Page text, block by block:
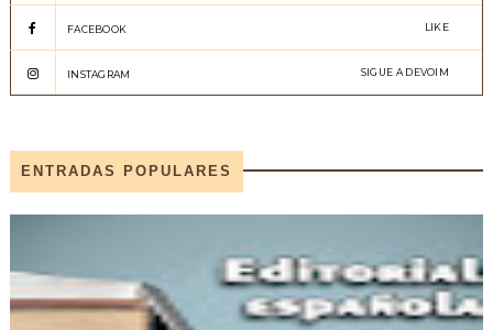
FACEBOOK LIKE
INSTAGRAM SIGUE A DEVOIM
ENTRADAS POPULARES